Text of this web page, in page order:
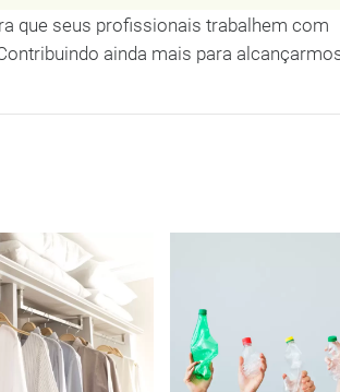
que seus profissionais trabalhem com
ainda mais para